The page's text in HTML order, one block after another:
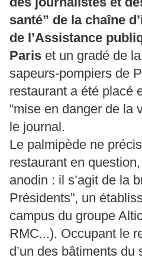
santé” de la chaîne
de l’Assistance
Paris et un gradé de
sapeurs-pompiers de
restaurant a été placé
“mise en danger de la
le journal.
Le palmipède ne
restaurant en
anodin : il s’agit de la
Présidents”, un
campus du groupe
RMC...). Occupant le
d’un des bâtiments du